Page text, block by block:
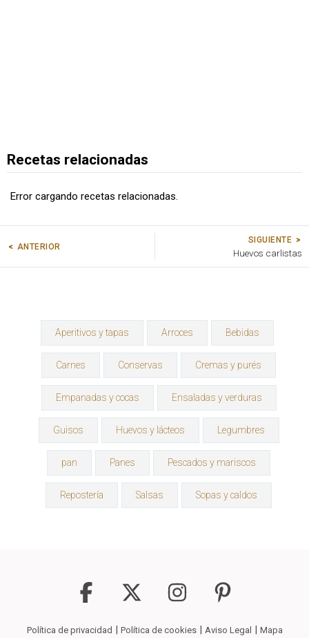
Recetas relacionadas
Error cargando recetas relacionadas.
ANTERIOR
SIGUIENTE
Huevos carlistas
Aperitivos y tapas Arroces Bebidas
Carnes Conservas Cremas y purés
Empanadas y cocas Ensaladas y verduras
Guisos Huevos y lácteos Legumbres
pan Panes Pescados y mariscos
Repostería Salsas Sopas y caldos
Política de privacidad | Política de cookies| Aviso Legal | Mapa